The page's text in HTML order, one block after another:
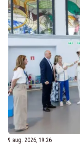
9 aug. 2026, 19:26